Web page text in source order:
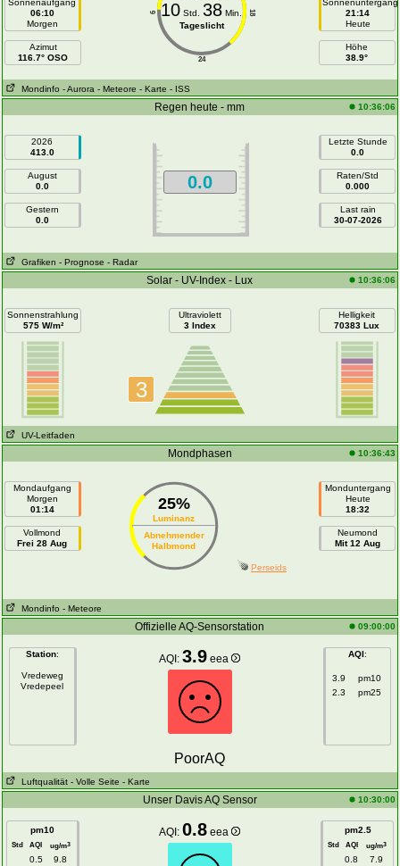
Sonnenaufgang
06:10
Morgen
Azimut
116.7° OSO
24
6 18
10 Std. 38 Min.
Tageslicht
Sonnenuntergang
21:14
Heute
Höhe
38.9°
Mondinfo - Aurora - Meteore - Karte - ISS
Regen heute - mm 10:36:06
2026
413.0
August
0.0
Gestern
0.0
0.0
Letzte Stunde
0.0
Raten/Std
0.000
Last rain
30-07-2026
Grafiken - Prognose - Radar
Solar - UV-Index - Lux 10:36:06
Sonnenstrahlung
575 W/m²
Ultraviolett
3 Index
3
Helligkeit
70383 Lux
UV-Leitfaden
Mondphasen 10:36:43
Mondaufgang
Morgen
01:14
Vollmond
Frei 28 Aug
25%
Luminanz
Abnehmender
Halbmond
Monduntergang
Heute
18:32
Neumond
Mit 12 Aug
Perseids
Mondinfo - Meteore
Offizielle AQ-Sensorstation 09:00:00
Station:
Vredeweg
Vredepeel
AQI:3.9 eea AQI:
3.9
pm10
2.3
pm25
PoorAQ
Luftqualität - Volle Seite - Karte
Unser Davis AQ Sensor 10:30:00
pm10
Std AQI ug/m3
0.5 9.8
AQI:0.8 eea pm2.5
Std AQI ug/m3
0.8 7.9